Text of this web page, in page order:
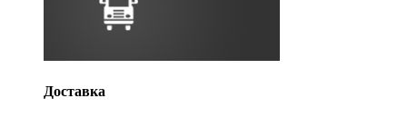
Доставка